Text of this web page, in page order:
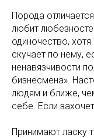
Порода
любит
одиночество,
скучает по нему,
ненавязчивости
бизнесмена».
людям и ближе,
себе. Если
Принимают ласку